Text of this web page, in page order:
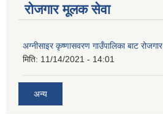
रोजगार मूलक सेवा
अग्नीसाइर कृष्णासवरण गाउँपालिका बाट
मिति: 11/14/2021 - 14:01
अन्य